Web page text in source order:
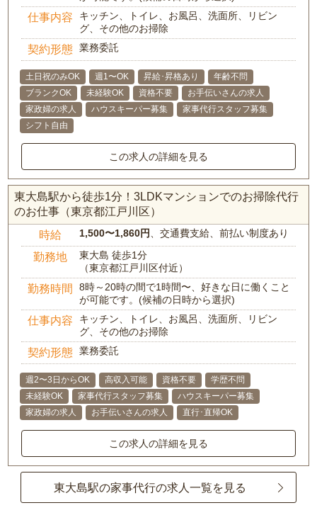
仕事内容
キッチン、トイレ、お風呂、洗面所、リビン
グ、その他のお掃除
契約形態 業務委託
土日祝のみOK 週1〜OK 昇給･昇格あり
年齢不問
ブランクOK
未経験OK 資格不要
お手伝いさんの求人
家政婦の求人
ハウスキーパー募集
家事代行スタッフ募集
シフト自由
この求人の詳細を見る
東大島駅から徒歩1分！3LDKマンションでのお掃除代行
のお仕事（東京都江戸川区）
時給 1,500〜1,860円、交通費支給、前払い制度あり
勤務地
東大島 徒歩1分
（東京都江戸川区付近）
勤務時間
8時～20時の間で1時間〜、好きな日に働くこと
が可能です。(候補の日時から選択)
仕事内容
キッチン、トイレ、お風呂、洗面所、リビン
グ、その他のお掃除
契約形態 業務委託
週2〜3日からOK 高収入可能 資格不要
学歴不問
未経験OK
家事代行スタッフ募集
ハウスキーパー募集
家政婦の求人
お手伝いさんの求人 直行･直帰OK
この求人の詳細を見る
東大島駅の家事代行の求人一覧を見る